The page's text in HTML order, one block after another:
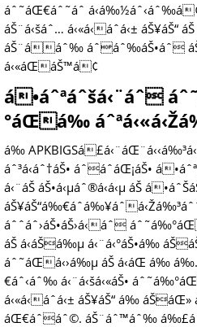
áˆ˜áŒ€áˆ˜áˆ­ á‹­á‰½áˆ‹áˆ‰á¢
áŠ¨á‹šáˆ… á‹«á‹áˆ­á‹± áŠ¥áŠ“
áŠ¨ááˆ‰ áˆáˆ‰áŠ•áˆ
á‹«áŒáŠ™á¢
á•áˆªáˆšá‹¨áˆ
°áŒá‰
á‰
áˆ³á‹­áˆ†áŠ• áˆáˆ­áŒ¡áŠ•
á‹¨áŠ áŠ•á‹µáˆ®á‹­á‹µ áŠ
áˆˆáˆ›áŠ•áŠ›á‹áˆ
áŠ á‹­áŠá‰µ á‹¨á‹°áŠ•á‰
áˆ˜áŒá‹›á‰µ áŠ á‹­áŒ á‰
€áˆ‹áˆ‰ á‹¨á‹šá‹«áŠ•
á‹«á‹áˆ­á‹± áŠ¥áŠ“ á‰
áŒ€áˆáˆ©. áŠ¨áˆ™áˆ‰